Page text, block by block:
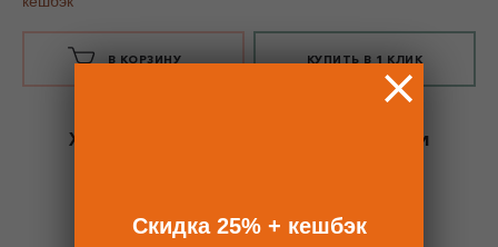
В КОРЗИНУ КУПИТЬ В 1 КЛИК
Хотите сразу
и
Скидка 25% + кешбэк